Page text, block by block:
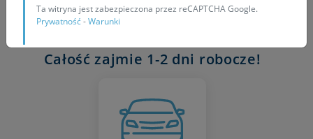
Całość zajmie 1-2 dni robocze!
Ta witryna jest zabezpieczona przez reCAPTCHA Google.
Prywatność-Warunki